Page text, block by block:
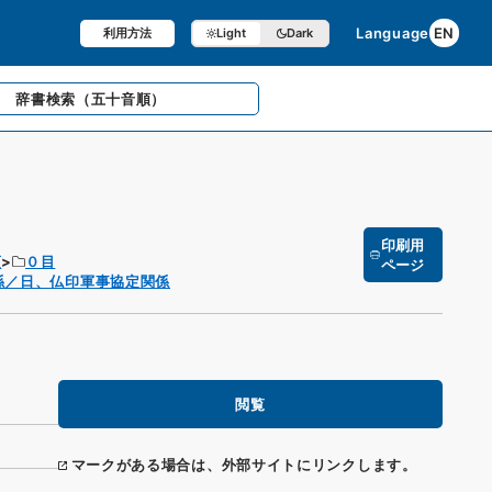
利用方法 Light Dark Language EN
辞書検索 （五十音順）
０目
日、仏印軍事協定関係
印刷用
ページ
閲覧
マークがある場合は、外部サイトにリンクします。